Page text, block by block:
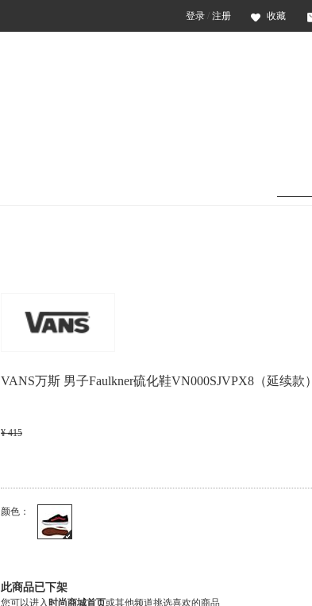
登录 / 注册 收藏
VANS万斯 男子Faulkner硫化鞋VN000SJVPX8（延续款）
¥ 415
颜色：
此商品已下架
您可以进入 时尚商城首页或其他频道挑选喜欢的商品